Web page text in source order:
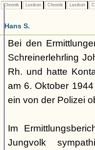
Chronik Lexikon Chronik Lexikon
Hans S.
Bei den
Schreinerlehrling
Rh. und hatte
am 6. Oktober
ein von der Polizei
Im
Jungvolk